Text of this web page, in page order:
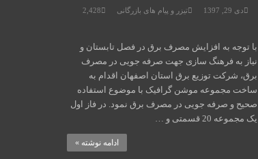
دی 29, 1397 تیزر و پیام های بازرگانی 2,428
با توجه به افزایش مصرف برق در فصل تابستان و
نیاز به فرهنگ سازی جهت صرفه جویی در مصرف
برق، شرکت توزیع برق استان اصفهان اقدام به
ساخت مجموعه موشن گرافیک با موضوع استفاده
صحیح و صرفه جویی در مصرف برق نمود. در فاز اول
یک مجموعه 20 قسمتی و …
ادامه نوشته »